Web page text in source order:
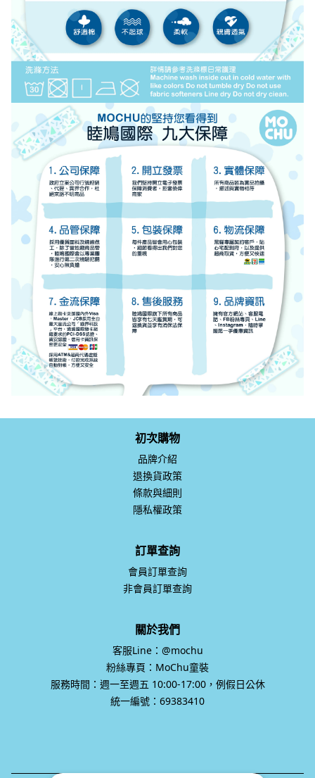
初次購物
品牌介紹
退換貨政策
條款與細則
隱私權政策
訂單查詢
會員訂單查詢
非會員訂單查詢
關於我們
客服Line：@mochu
粉絲專頁：MoChu童裝
服務時間：週一至週五 10:00-17:00，例假日公休
統一編號：69383410